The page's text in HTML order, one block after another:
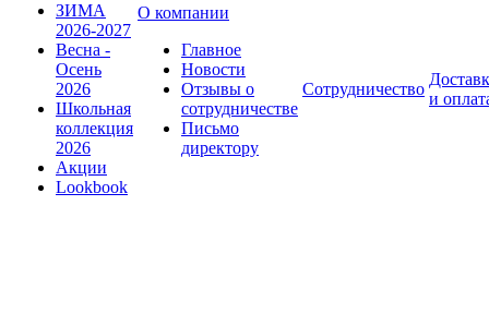
ЗИМА
2026-2027
Весна -
Осень
2026
Школьная
коллекция
2026
Акции
Lookbook
О компании
Главное
Новости
Отзывы о
сотрудничестве
Письмо
директору
Сотрудничество
и